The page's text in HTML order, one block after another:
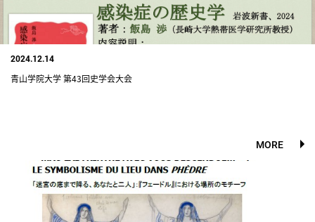
2024.12.14
青山学院大学 第43回史学会大会
MORE